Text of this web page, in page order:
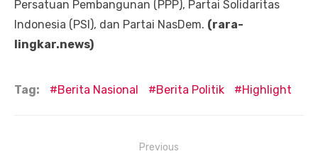
Persatuan Pembangunan (PPP), Partai Solidaritas
Indonesia (PSI), dan Partai NasDem. (rara-
lingkar.news)
Tag: Berita Nasional Berita Politik Highlight
Previous